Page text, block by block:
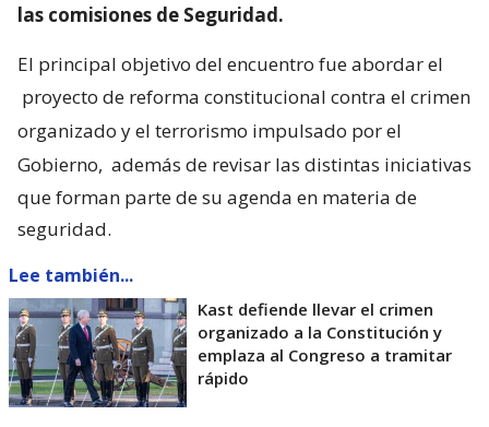
las comisiones de Seguridad.
El principal objetivo del encuentro fue abordar el
proyecto de reforma constitucional contra el crimen
organizado y el terrorismo impulsado por el
Gobierno, además de revisar las distintas iniciativas
que forman parte de su agenda en materia de
seguridad.
Lee también...
Kast defiende llevar el crimen
organizado a la Constitución y
emplaza al Congreso a tramitar
rápido